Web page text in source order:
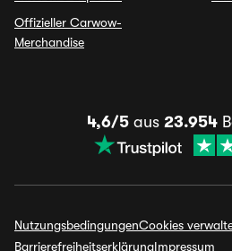
Offizieller Carwow-
Merchandise
4,6/5 aus 23.954
NutzungsbedingungenCookies
BarrierefreiheitserklärungImpressum